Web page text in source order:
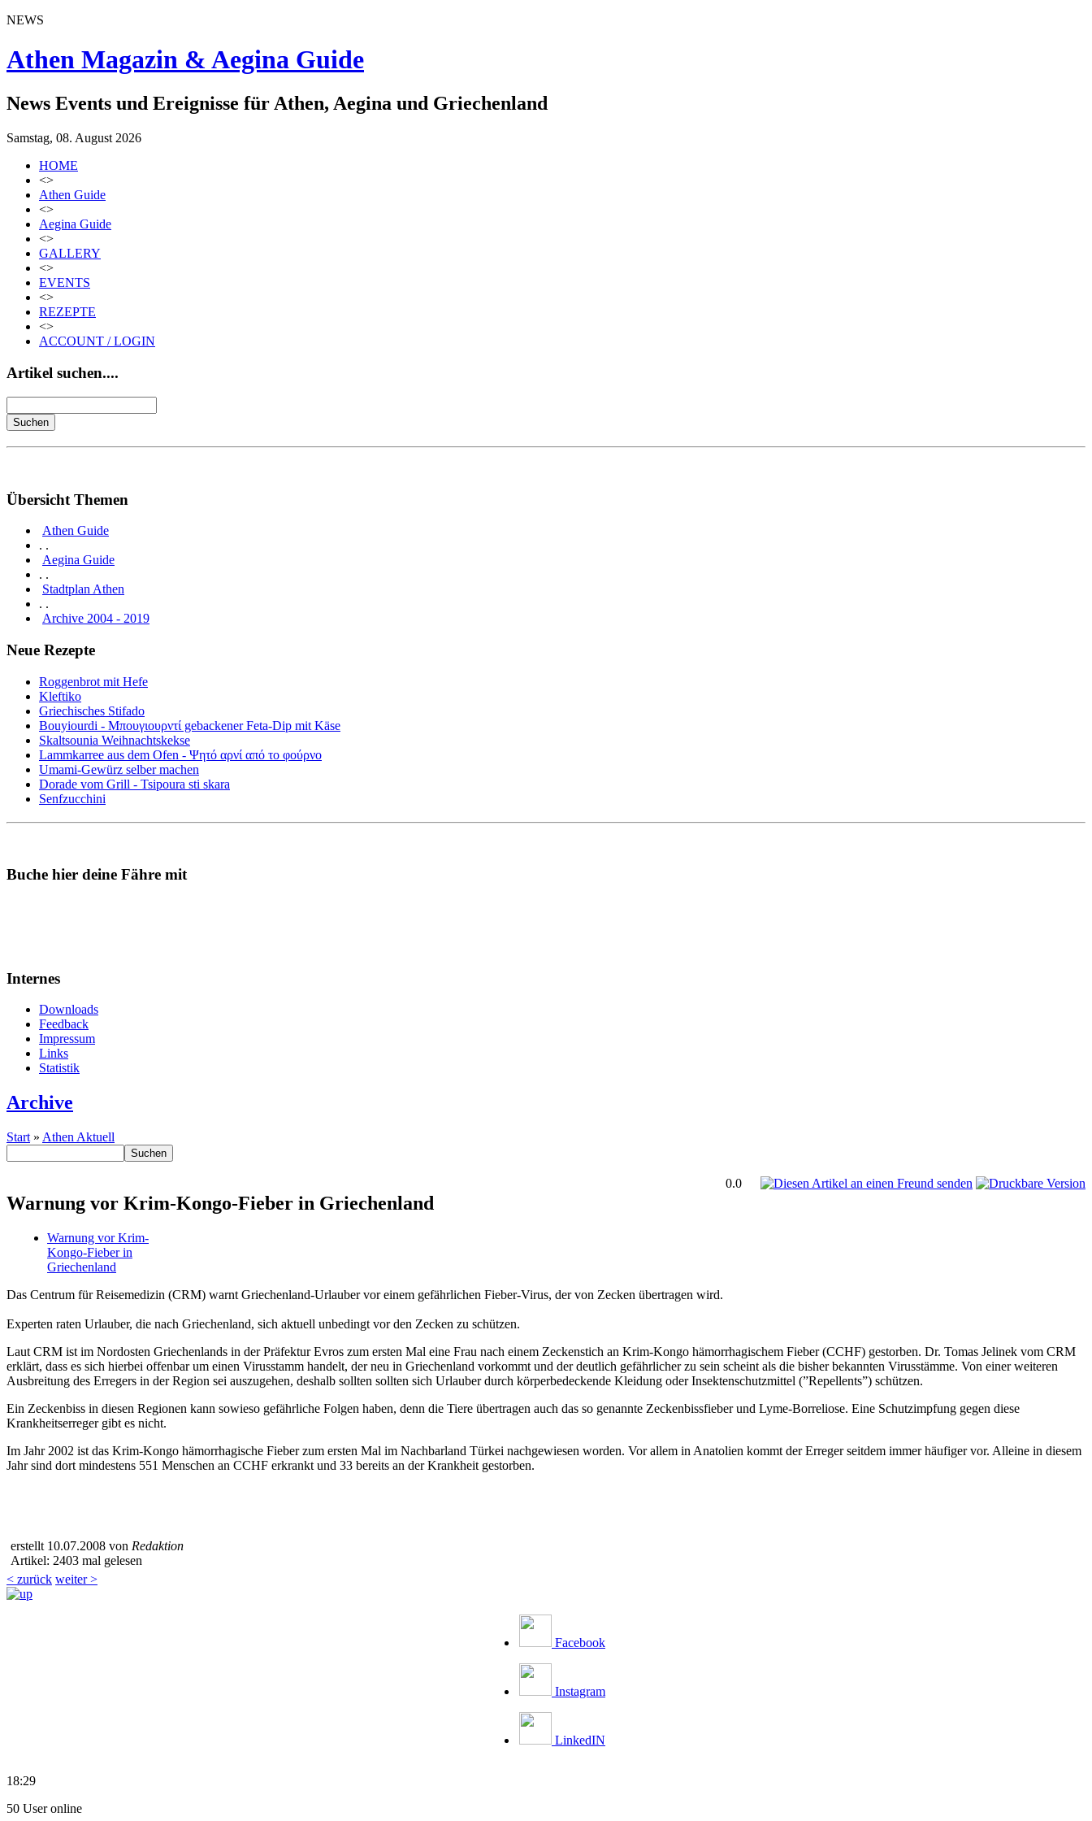
NEWS
Athen Magazin & Aegina Guide
News Events und Ereignisse für Athen, Aegina und Griechenland
Samstag, 08. August 2026
HOME
<>
Athen Guide
<>
Aegina Guide
<>
GALLERY
<>
EVENTS
<>
REZEPTE
<>
ACCOUNT / LOGIN
Artikel suchen....
Übersicht Themen
Athen Guide
. .
Aegina Guide
. .
Stadtplan Athen
. .
Archive 2004 - 2019
Neue Rezepte
Roggenbrot mit Hefe
Kleftiko
Griechisches Stifado
Bouyiourdi - Μπουγιουρντί gebackener Feta-Dip mit Käse
Skaltsounia Weihnachtskekse
Lammkarree aus dem Ofen - Ψητό αρνί από το φούρνο
Umami-Gewürz selber machen
Dorade vom Grill - Tsipoura sti skara
Senfzucchini
Buche hier deine Fähre mit
Internes
Downloads
Feedback
Impressum
Links
Statistik
Archive
Start » Athen Aktuell
0.0
Warnung vor Krim-Kongo-Fieber in Griechenland
Warnung vor Krim-
Kongo-Fieber in
Griechenland
Das Centrum für Reisemedizin (CRM) warnt Griechenland-Urlauber vor einem gefährlichen Fieber-Virus, der von Zecken übertragen wird.
Experten raten Urlauber, die nach Griechenland, sich aktuell unbedingt vor den Zecken zu schützen.
Laut CRM ist im Nordosten Griechenlands in der Präfektur Evros zum ersten Mal eine Frau nach einem Zeckenstich an Krim-Kongo hämorrhagischem Fieber (CCHF) gestorben. Dr. Tomas Jelinek vom CRM
erklärt, dass es sich hierbei offenbar um einen Virusstamm handelt, der neu in Griechenland vorkommt und der deutlich gefährlicher zu sein scheint als die bisher bekannten Virusstämme. Von einer weiteren
Ausbreitung des Erregers in der Region sei auszugehen, deshalb sollten sollten sich Urlauber durch körperbedeckende Kleidung oder Insektenschutzmittel (”Repellents”) schützen.
Ein Zeckenbiss in diesen Regionen kann sowieso gefährliche Folgen haben, denn die Tiere übertragen auch das so genannte Zeckenbissfieber und Lyme-Borreliose. Eine Schutzimpfung gegen diese
Krankheitserreger gibt es nicht.
Im Jahr 2002 ist das Krim-Kongo hämorrhagische Fieber zum ersten Mal im Nachbarland Türkei nachgewiesen worden. Vor allem in Anatolien kommt der Erreger seitdem immer häufiger vor. Alleine in diesem
Jahr sind dort mindestens 551 Menschen an CCHF erkrankt und 33 bereits an der Krankheit gestorben.
erstellt 10.07.2008 von Redaktion
Artikel: 2403 mal gelesen
< zurück weiter >
Facebook
Instagram
LinkedIN
18:29
50 User online